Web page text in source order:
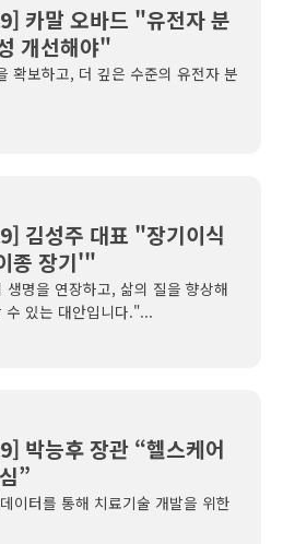
카말 오바드 "유전자 분
개선해야"
확보하고, 더 깊은 수준의 유전자 분
김성주 대표 "장기이식
종 장기'"
명을 연장하고, 삶의 질을 향상해
수 있는 대안입니다."...
박능후 장관 “헬스케어
”
이터를 통해 치료기술 개발을 위한